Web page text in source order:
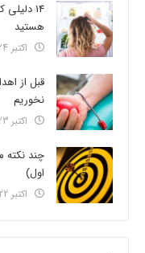
14
هستید
اکتبر 24, 2024
قبل از
نخوریم
اکتبر 23, 2024
چند
اول)
اکتبر 22, 2024